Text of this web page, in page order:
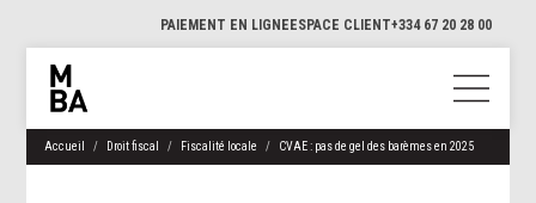
PAIEMENT EN LIGNEESPACE CLIENT+334 67 20 28 00
Accueil Droit fiscal Fiscalité locale CVAE : pas de gel des barèmes en 2025